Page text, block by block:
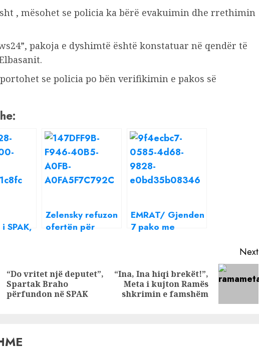
, mësohet se policia ka bërë evakuimin dhe rrethimin
pakoja e dyshimtë është konstatuar në qendër të
se policia po bën verifikimin e pakos së
SPAK,
pret
Zelensky refuzon
ofertën për
jo një udhëtim
EMRAT/ Gjenden
7 pako me
e Durrësit!
Previous
post:
“Do vritet një deputet”,
Spartak Braho
përfundon në SPAK
Next
Next
post:
“Ina, Ina hiqi brekët!”,
Meta i kujton Ramës
shkrimin e famshëm